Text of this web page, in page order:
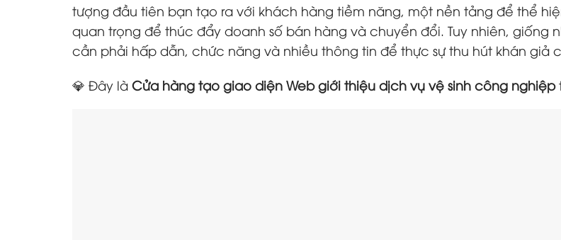
tượng đầu tiên bạn tạo ra với khách hàng tiềm năng, một nền tảng để thể
quan trọng để thúc đẩy doanh số bán hàng và chuyển đổi. Tuy nhiên, giống
cần phải hấp dẫn, chức năng và nhiều thông tin để thực sự thu hút khán giả
💎 Đây là Cửa hàng tạo giao diện Web giới thiệu dịch vụ vệ sinh công nghiệp